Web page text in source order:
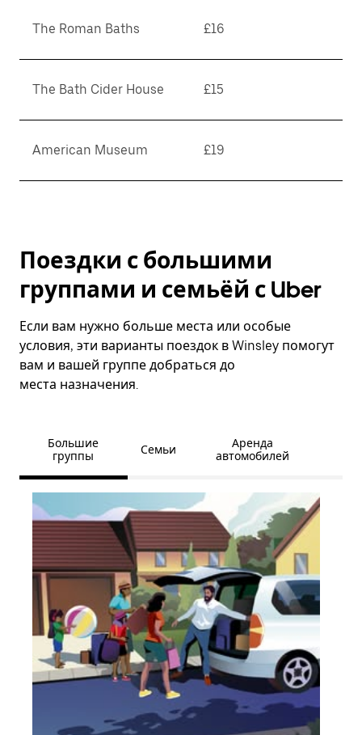
The Roman Baths £16
The Bath Cider House £15
American Museum £19
Поездки с большими
группами и семьёй с Uber
Если вам нужно больше места или особые
условия, эти варианты поездок в Winsley помогут
вам и вашей группе добраться до
места назначения.
Большие
группы
Семьи
Аренда
автомобилей